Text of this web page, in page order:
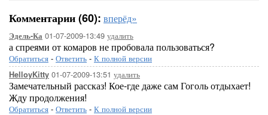
Комментарии (60): вперёд»
Эдель-Ка 01-07-2009-13:49 удалить
а спреями от комаров не пробовала пользоваться?
Обратиться - Ответить - К полной версии
HelloyKitty 01-07-2009-13:51 удалить
Замечательный рассказ! Кое-где даже сам Гоголь отдыхает!
Жду продолжения!
Обратиться - Ответить - К полной версии